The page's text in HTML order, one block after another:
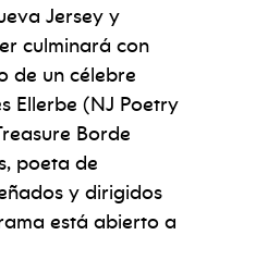
Jersey y
culminará con
de un célebre
Ellerbe (NJ Poetry
Borde
poeta de
y dirigidos
está abierto a